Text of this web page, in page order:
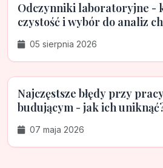
Odczynniki laboratoryjne -
czystość i wybór do analiz
05 sierpnia 2026
Najczęstsze błędy przy
budującym - jak ich
07 maja 2026